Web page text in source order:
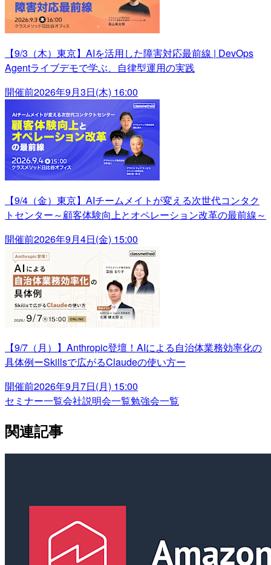
【9/3（木）東京】AIを活用した障害対応最前線 | DevOps
Agentライブデモで学ぶ、自律型運用の実践
開催前2026年9月3日(木) 16:00
【9/4（金）東京】AIチームメイトが変える次世代コンタク
トセンター～顧客体験向上とオペレーション改革の最前線～
開催前2026年9月4日(金) 15:00
【9/7（月）】Anthropic登壇！AIによる自治体業務効率化の
具体例ーSkillsで広がるClaudeの使い方ー
開催前2026年9月7日(月) 15:00
セミナー一覧会社説明会一覧勉強会一覧
関連記事